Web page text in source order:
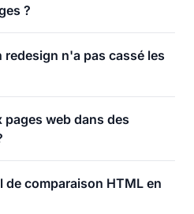
?
n'a pas cassé les
web dans des
de comparaison HTML en